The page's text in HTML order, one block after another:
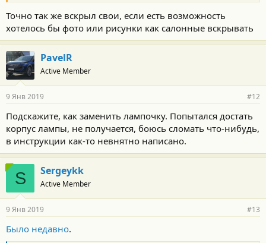
Точно так же вскрыл свои, если есть возможность
хотелось бы фото или рисунки как салонные вскрывать
PavelR
Active Member
9 Янв 2019 #12
Подскажите, как заменить лампочку. Попытался достать
корпус лампы, не получается, боюсь сломать что-нибудь,
в инструкции как-то невнятно написано.
S Sergeykk
Active Member
9 Янв 2019 #13
Было недавно.